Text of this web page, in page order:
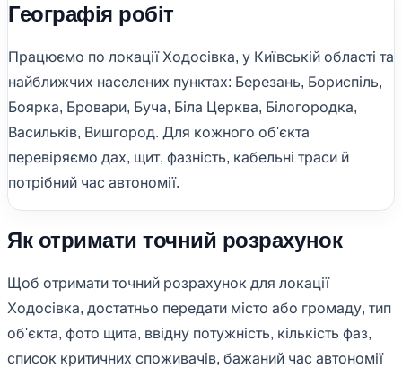
Географія робіт
Працюємо по локації Ходосівка, у Київській області та
найближчих населених пунктах: Березань, Бориспіль,
Боярка, Бровари, Буча, Біла Церква, Білогородка,
Васильків, Вишгород. Для кожного об'єкта
перевіряємо дах, щит, фазність, кабельні траси й
потрібний час автономії.
Як отримати точний розрахунок
Щоб отримати точний розрахунок для локації
Ходосівка, достатньо передати місто або громаду, тип
об'єкта, фото щита, ввідну потужність, кількість фаз,
список критичних споживачів, бажаний час автономії